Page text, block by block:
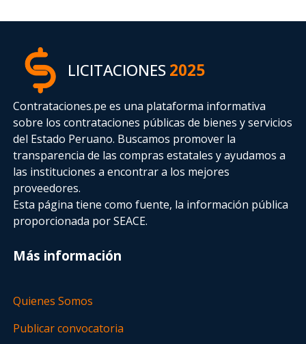
LICITACIONES2025
Contrataciones.pe es una plataforma informativa
sobre los contrataciones públicas de bienes y servicios
del Estado Peruano. Buscamos promover la
transparencia de las compras estatalesy ayudamos a
las instituciones a encontrar a los mejores
proveedores.
Esta página tiene como fuente, la información pública
proporcionada por SEACE.
Más información
Quienes Somos
Publicar convocatoria